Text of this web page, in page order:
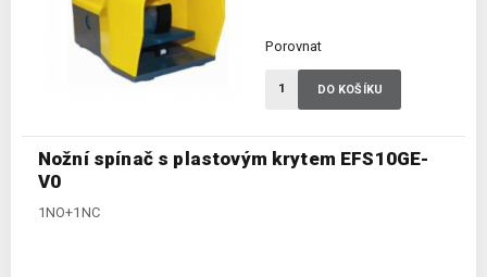
Nožní spínač s plastovým krytem EFS10GE-
V0
1NO+1NC
Porovnat
DO KOŠÍKU